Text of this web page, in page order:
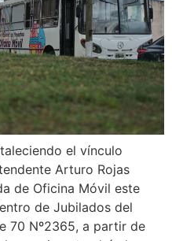
el vínculo
Arturo Rojas
de Oficina Móvil este
de Jubilados del
70 Nº2365, a partir de